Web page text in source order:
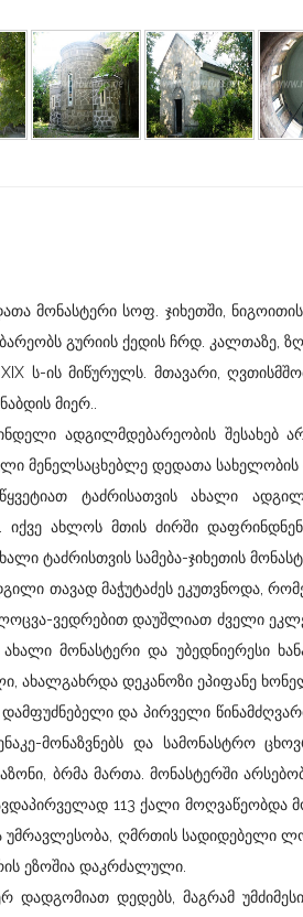
მონასტერი სოფ. ჯიხეთში,
გურიის ქედის ჩრდ. კალთაზე,
ს-ის მიწურულს. მთავარი,
მიერ..
ადგილმდებარეობის
მენელსაცხებლე დედათა სახელობის
ტაძრისათვის ახალი
იქვე ახლოს მთის ძირში
ტაძრისთვის სამება-ჯიხეთის
თავად მაჭუტაძეს ეკუთვნოდა,
ვედრებით დაუშლიათ ძველი
მონასტერი და უბედნიერესი
ახალგახრდა დეკანოზი ეპიფანე
და პირველი
მონაზვნებს და სამონასტრო
ბრმა მართა. მონასტერში
113 ქალი მოღვაწეობდა
უმრავლესობა, ღმრთის სადიდებელი
ეზოშია დაკრძალული.
დედებს, მაგრამ უმძიმესი